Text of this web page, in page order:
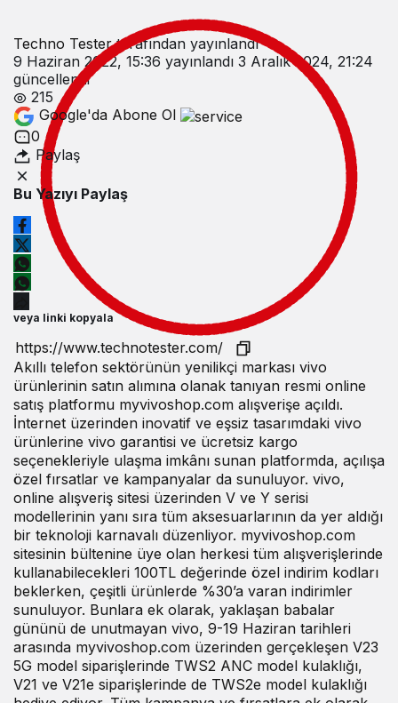
Gece modunu seçin.
Sistem Modu
Sistem modunu seçin.
Techno Testertarafından yayınlandı
9 Haziran 2022, 15:36 yayınlandı 3 Aralık 2024, 21:24
güncellendi
215
Google'da Abone Ol
0
Paylaş
Bu Yazıyı Paylaş
veya linki kopyala
Akıllı telefon sektörünün yenilikçi markası vivo
ürünlerinin satın alımına olanak tanıyan resmi online
satış platformu myvivoshop.com alışverişe açıldı.
İnternet üzerinden inovatif ve eşsiz tasarımdaki vivo
ürünlerine vivo garantisi ve ücretsiz kargo
seçenekleriyle ulaşma imkânı sunan platformda, açılışa
özel fırsatlar ve kampanyalar da sunuluyor. vivo,
online alışveriş sitesi üzerinden V ve Y serisi
modellerinin yanı sıra tüm aksesuarlarının da yer aldığı
bir teknoloji karnavalı düzenliyor. myvivoshop.com
sitesinin bültenine üye olan herkesi tüm alışverişlerinde
kullanabilecekleri 100TL değerinde özel indirim kodları
beklerken, çeşitli ürünlerde %30’a varan indirimler
sunuluyor. Bunlara ek olarak, yaklaşan babalar
gününü de unutmayan vivo, 9-19 Haziran tarihleri
arasında myvivoshop.com üzerinden gerçekleşen V23
5G model siparişlerinde TWS2 ANC model kulaklığı,
V21 ve V21e siparişlerinde de TWS2e model kulaklığı